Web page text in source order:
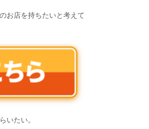
お店を持ちたいと考えて
いたい。